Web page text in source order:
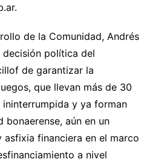
de la Comunidad, Andrés
decisión política del
de garantizar la
que llevan más de 30
y ya forman
aún en un
financiera en el marco
a nivel